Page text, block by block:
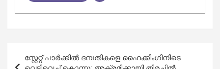
navigation
സ്റ്റേറ്റ് പാർക്കിൽ ദമ്പതികളെ ഹൈക്കിംഗിനിടെ